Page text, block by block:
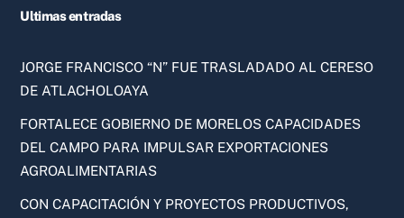
Ultimas entradas
JORGE FRANCISCO “N” FUE TRASLADADO AL CERESO
DE ATLACHOLOAYA
FORTALECE GOBIERNO DE MORELOS CAPACIDADES
DEL CAMPO PARA IMPULSAR EXPORTACIONES
AGROALIMENTARIAS
CON CAPACITACIÓN Y PROYECTOS PRODUCTIVOS,